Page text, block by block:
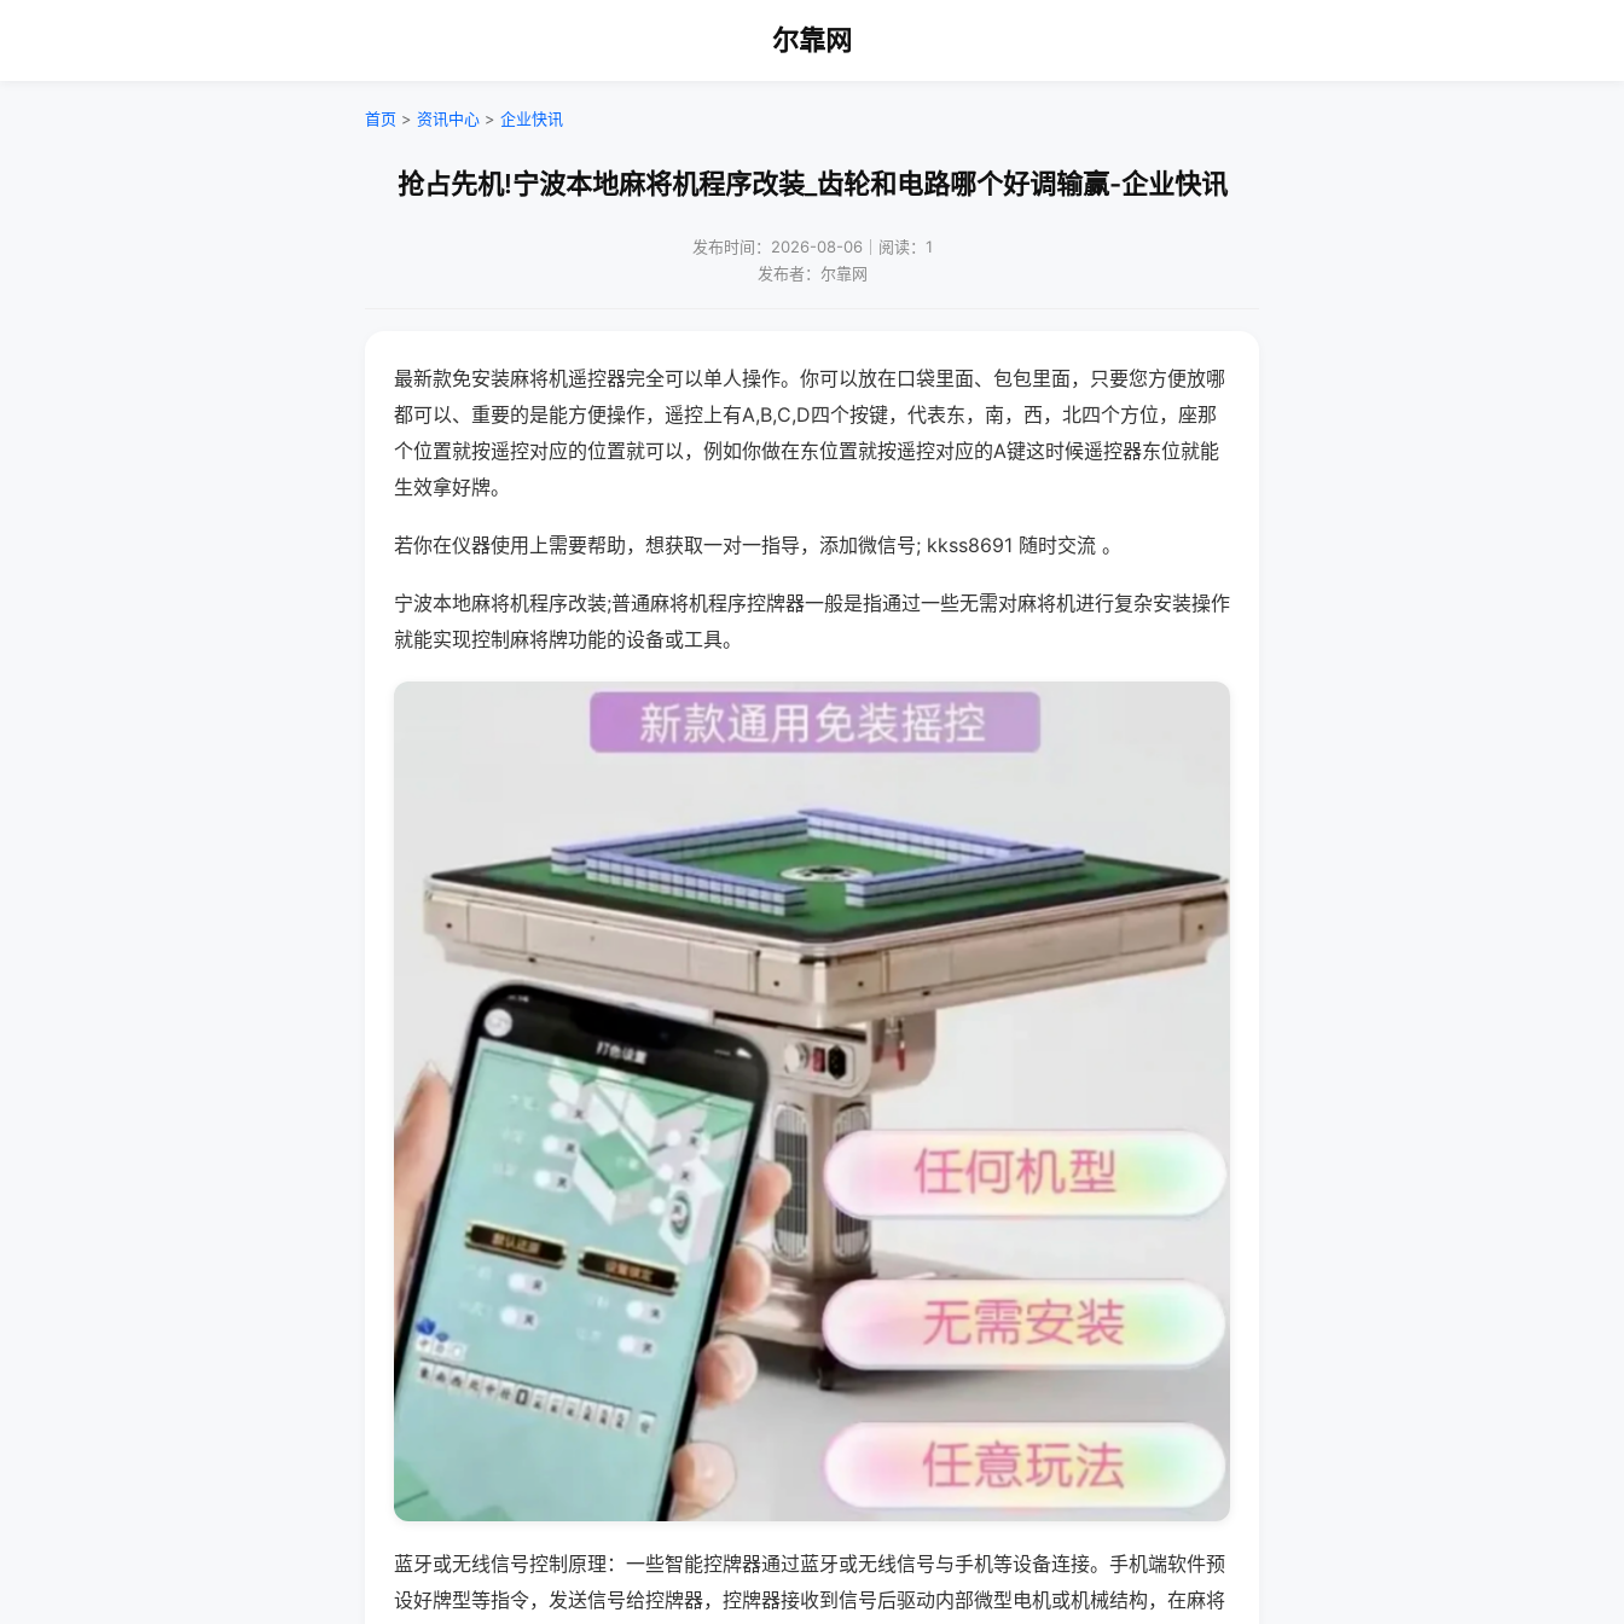
尔靠网
首页 > 资讯中心 > 企业快讯
抢占先机!宁波本地麻将机程序改装_齿轮和电路哪个好调输赢-企业快讯
发布时间：2026-08-06｜阅读：1
发布者：尔靠网
最新款免安装麻将机遥控器完全可以单人操作。你可以放在口袋里面、包包里面，只要您方便放哪
都可以、重要的是能方便操作，遥控上有A,B,C,D四个按键，代表东，南，西，北四个方位，座那
个位置就按遥控对应的位置就可以，例如你做在东位置就按遥控对应的A键这时候遥控器东位就能
生效拿好牌。
若你在仪器使用上需要帮助，想获取一对一指导，添加微信号; kkss8691 随时交流 。
宁波本地麻将机程序改装;普通麻将机程序控牌器一般是指通过一些无需对麻将机进行复杂安装操作
就能实现控制麻将牌功能的设备或工具。
蓝牙或无线信号控制原理：一些智能控牌器通过蓝牙或无线信号与手机等设备连接。手机端软件预
设好牌型等指令，发送信号给控牌器，控牌器接收到信号后驱动内部微型电机或机械结构，在麻将